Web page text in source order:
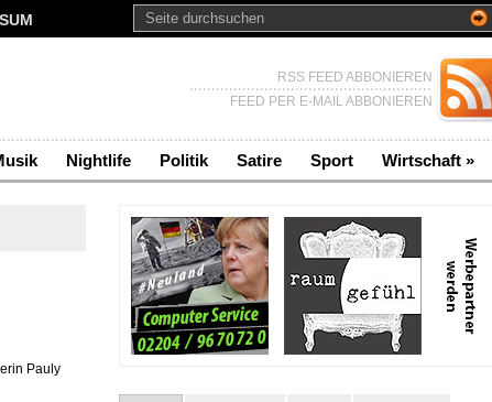
RSS FEED ABBONIEREN
FEED PER E-MAIL ABBONIEREN
Nightlife Politik Satire Sport Wirtschaft »
Pauly